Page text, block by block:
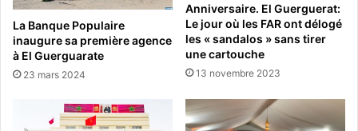
La Banque Populaire
inaugure sa première agence
à El Guerguarate
23 mars 2024
Anniversaire. El Guerguerat:
Le jour où les FAR ont délogé
les « sandalos » sans tirer
une cartouche
13 novembre 2023